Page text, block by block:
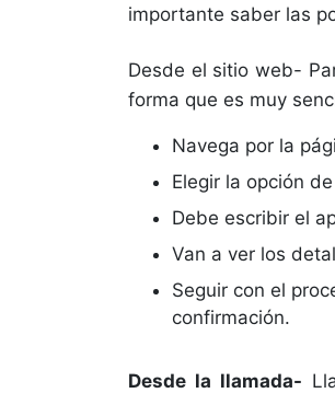
importante saber las
Desde el sitio web-
forma que es muy
Navega por la
Elegir la opción de
Debe escribir el
Van a ver los
Seguir con el
confirmación.
Desde la llamada-